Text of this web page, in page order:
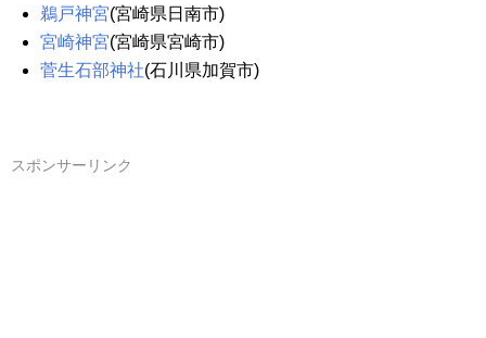
鵜戸神宮(宮崎県日南市)
宮崎神宮(宮崎県宮崎市)
菅生石部神社(石川県加賀市)
スポンサーリンク